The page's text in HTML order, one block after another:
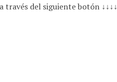
del siguiente botón ↓↓↓↓